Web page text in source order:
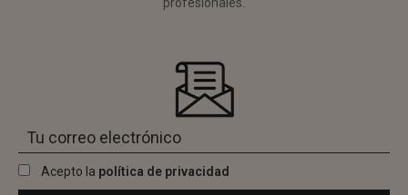
Acepto la política de privacidad